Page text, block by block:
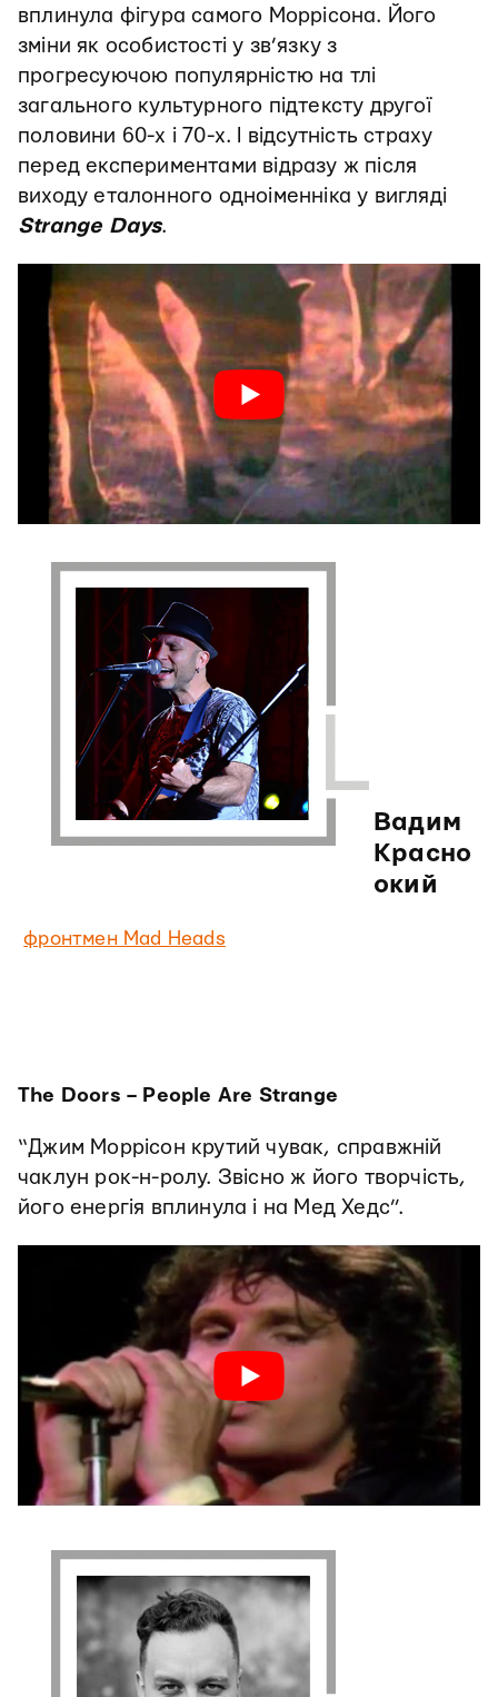
вплинула фігура самого Моррісона. Його
зміни як особистості у зв’язку з
прогресуючою популярністю на тлі
загального культурного підтексту другої
половини 60-х і 70-х. І відсутність страху
перед експериментами відразу ж після
виходу еталонного одноіменніка у вигляді
Strange Days.
Вадим
Красно
окий
фронтмен Mad Heads
The Doors – People Are Strange
“Джим Моррісон крутий чувак, справжній
чаклун рок-н-ролу. Звісно ж його творчість,
його енергія вплинула і на Мед Хедс”.